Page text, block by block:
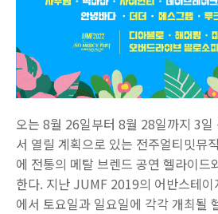
오는 8월 26일부터 8월 28일까지 3일
서 열릴 계획으로 있는 전주얼티밋뮤
에 전통의 메탈 브렌드 공연 헬라이드
한다. 지난 JUMF 2019의 어반스테이
에서 토요일과 일요일에 각각 개최될